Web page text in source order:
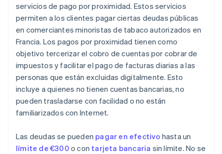
servicios de pago por proximidad. Estos servicios
permiten a los clientes pagar ciertas deudas públicas
en comerciantes minoristas de tabaco autorizados en
Francia. Los pagos por proximidad tienen como
objetivo tercerizar el cobro de cuentas por cobrar de
impuestos y facilitar el pago de facturas diarias a las
personas que están excluidas digitalmente. Esto
incluye a quienes no tienen cuentas bancarias, no
pueden trasladarse con facilidad o no están
familiarizados con Internet.
Las deudas se pueden pagar en efectivo hasta un
límite de €300 o con tarjeta bancaria sin límite. No se